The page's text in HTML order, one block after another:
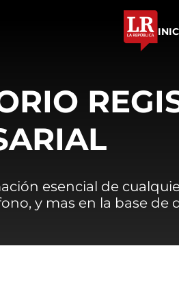
esencial de
y mas en la base